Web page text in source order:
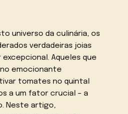
universo da culinária, os
verdadeiras joias
Aqueles que
emocionante
tomates no quintal
a um fator crucial – a
Neste artigo,